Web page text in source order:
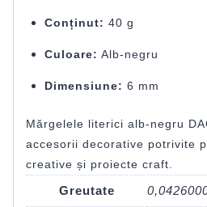
Conținut: 40 g
Culoare: Alb-negru
Dimensiune: 6 mm
Mărgelele literici alb-negru
accesorii decorative potrivite
creative și proiecte craft.
Greutate